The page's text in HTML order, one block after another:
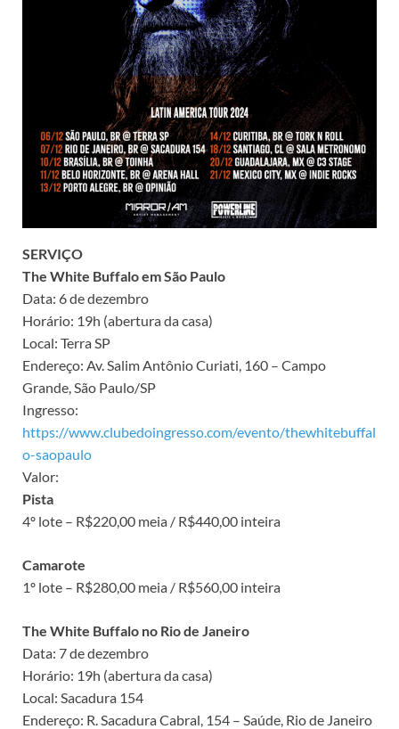
SERVIÇO
The White Buffalo em São Paulo
Data: 6 de dezembro
Horário: 19h (abertura da casa)
Local: Terra SP
Endereço: Av. Salim Antônio Curiati, 160 – Campo
Grande, São Paulo/SP
Ingresso:
https://www.clubedoingresso.com/evento/thewhitebuffal
o-saopaulo
Valor:
Pista
4º lote – R$220,00 meia / R$440,00 inteira
Camarote
1º lote – R$280,00 meia / R$560,00 inteira
The White Buffalo no Rio de Janeiro
Data: 7 de dezembro
Horário: 19h (abertura da casa)
Local: Sacadura 154
Endereço: R. Sacadura Cabral, 154 – Saúde, Rio de Janeiro